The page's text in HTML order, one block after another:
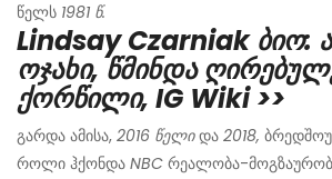
წელს 1981 წ.
Lindsay Czarniak ბიო:
ოჯახი, წმინდა
ქორწილი, IG Wiki >>
გარდა ამისა, 2016 წელიდა 2018,
როლი ჰქონდა NBC რეალობა-